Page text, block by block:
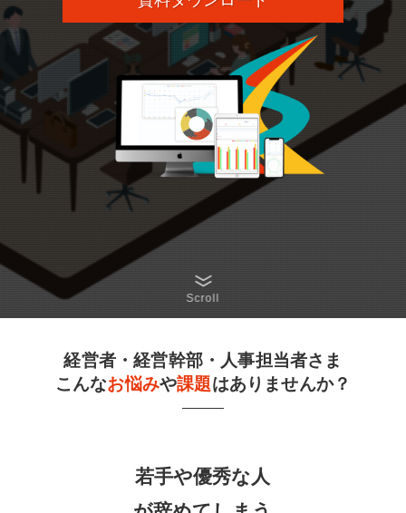
Scroll
経営者・経営幹部・人事担当者さま
こんなお悩みや課題はありませんか？
若手や優秀な人